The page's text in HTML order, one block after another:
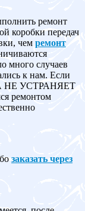
ремонт
коробки передач
чем ремонт
много случаев
к нам. Если
НЕ УСТРАНЯЕТ
ремонтом
заказать через